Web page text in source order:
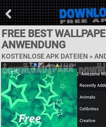
FREE BEST
ANWENDUNG
KOSTENLOSE APK DATEIEN »